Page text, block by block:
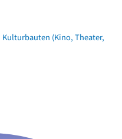
Kulturbauten (Kino, Theater,